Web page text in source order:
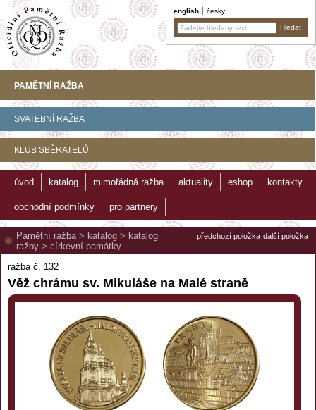
english česky
PAMĚTNÍ RAŽBA
SVATEBNÍ RAŽBA
KLUB SBĚRATELŮ
úvod katalog mimořádná ražba aktuality eshop kontakty
obchodní podmínky pro partnery
předchozí položka další položka
Pamětní ražba> katalog > katalog
ražby > církevní památky
ražba č. 132
Věž chrámu sv. Mikuláše na Malé straně